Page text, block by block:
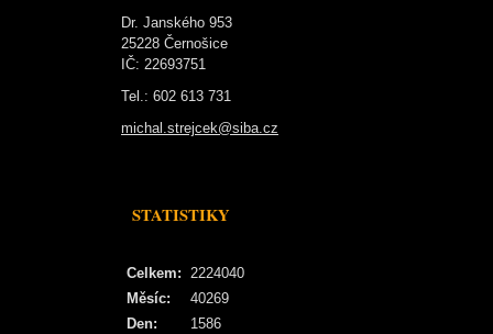
Dr. Janského 953
25228 Černošice
IČ: 22693751
Tel.: 602 613 731
michal.strejcek@siba.cz
STATISTIKY
Celkem: 2224040
Měsíc:
40269
Den:
1586